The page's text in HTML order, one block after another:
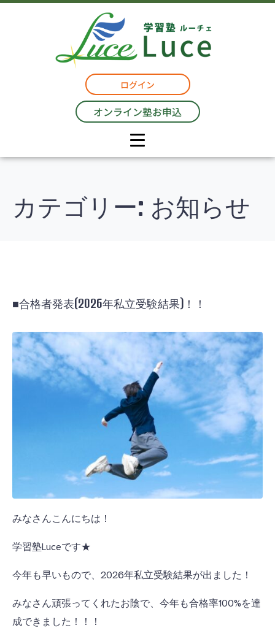
ログイン
オンライン塾お申込
カテゴリー: お知らせ
■合格者発表(2026年私立受験結果)！！
みなさんこんにちは！
学習塾Luceです★
今年も早いもので、2026年私立受験結果が出ました！
みなさん頑張ってくれたお陰で、今年も合格率100%を達
成できました！！！